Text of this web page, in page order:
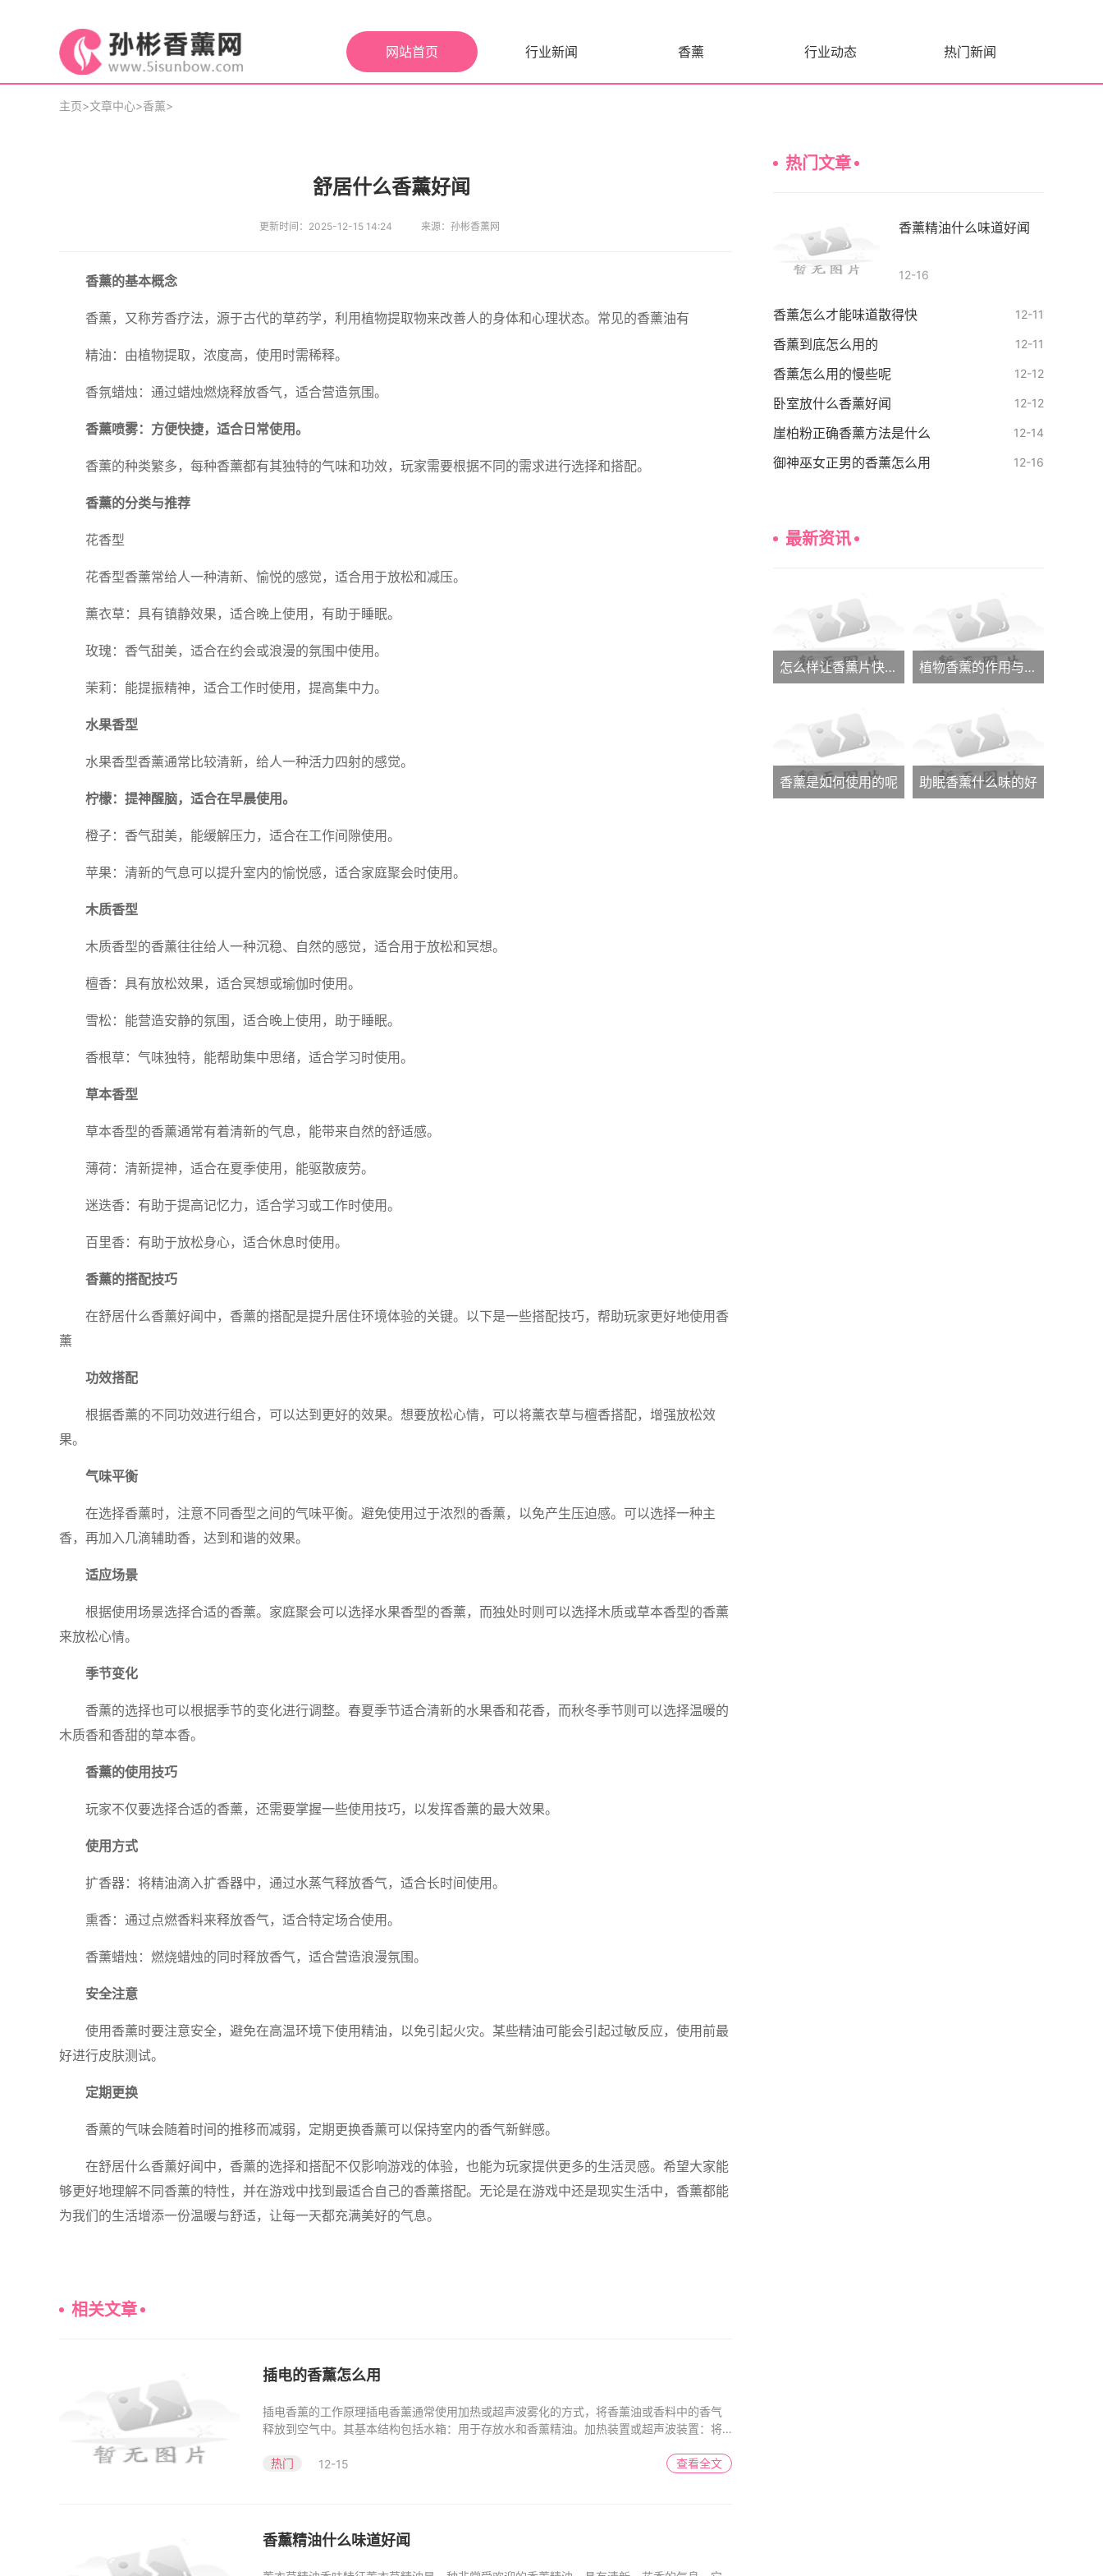
网站首页 行业新闻 香薰 行业动态 热门新闻
主页>文章中心>香薰>
舒居什么香薰好闻
更新时间：2025-12-15 14:24 来源：孙彬香薰网
香薰的基本概念
香薰，又称芳香疗法，源于古代的草药学，利用植物提取物来改善人的身体和心理状态。常见的香薰油有
精油：由植物提取，浓度高，使用时需稀释。
香氛蜡烛：通过蜡烛燃烧释放香气，适合营造氛围。
香薰喷雾：方便快捷，适合日常使用。
香薰的种类繁多，每种香薰都有其独特的气味和功效，玩家需要根据不同的需求进行选择和搭配。
香薰的分类与推荐
花香型
花香型香薰常给人一种清新、愉悦的感觉，适合用于放松和减压。
薰衣草：具有镇静效果，适合晚上使用，有助于睡眠。
玫瑰：香气甜美，适合在约会或浪漫的氛围中使用。
茉莉：能提振精神，适合工作时使用，提高集中力。
水果香型
水果香型香薰通常比较清新，给人一种活力四射的感觉。
柠檬：提神醒脑，适合在早晨使用。
橙子：香气甜美，能缓解压力，适合在工作间隙使用。
苹果：清新的气息可以提升室内的愉悦感，适合家庭聚会时使用。
木质香型
木质香型的香薰往往给人一种沉稳、自然的感觉，适合用于放松和冥想。
檀香：具有放松效果，适合冥想或瑜伽时使用。
雪松：能营造安静的氛围，适合晚上使用，助于睡眠。
香根草：气味独特，能帮助集中思绪，适合学习时使用。
草本香型
草本香型的香薰通常有着清新的气息，能带来自然的舒适感。
薄荷：清新提神，适合在夏季使用，能驱散疲劳。
迷迭香：有助于提高记忆力，适合学习或工作时使用。
百里香：有助于放松身心，适合休息时使用。
香薰的搭配技巧
在舒居什么香薰好闻中，香薰的搭配是提升居住环境体验的关键。以下是一些搭配技巧，帮助玩家更好地使用香
薰
功效搭配
根据香薰的不同功效进行组合，可以达到更好的效果。想要放松心情，可以将薰衣草与檀香搭配，增强放松效
果。
气味平衡
在选择香薰时，注意不同香型之间的气味平衡。避免使用过于浓烈的香薰，以免产生压迫感。可以选择一种主
香，再加入几滴辅助香，达到和谐的效果。
适应场景
根据使用场景选择合适的香薰。家庭聚会可以选择水果香型的香薰，而独处时则可以选择木质或草本香型的香薰
来放松心情。
季节变化
香薰的选择也可以根据季节的变化进行调整。春夏季节适合清新的水果香和花香，而秋冬季节则可以选择温暖的
木质香和香甜的草本香。
香薰的使用技巧
玩家不仅要选择合适的香薰，还需要掌握一些使用技巧，以发挥香薰的最大效果。
使用方式
扩香器：将精油滴入扩香器中，通过水蒸气释放香气，适合长时间使用。
熏香：通过点燃香料来释放香气，适合特定场合使用。
香薰蜡烛：燃烧蜡烛的同时释放香气，适合营造浪漫氛围。
安全注意
使用香薰时要注意安全，避免在高温环境下使用精油，以免引起火灾。某些精油可能会引起过敏反应，使用前最
好进行皮肤测试。
定期更换
香薰的气味会随着时间的推移而减弱，定期更换香薰可以保持室内的香气新鲜感。
在舒居什么香薰好闻中，香薰的选择和搭配不仅影响游戏的体验，也能为玩家提供更多的生活灵感。希望大家能
够更好地理解不同香薰的特性，并在游戏中找到最适合自己的香薰搭配。无论是在游戏中还是现实生活中，香薰都能
为我们的生活增添一份温暖与舒适，让每一天都充满美好的气息。
相关文章
插电的香薰怎么用
插电香薰的工作原理插电香薰通常使用加热或超声波雾化的方式，将香薰油或香料中的香气
释放到空气中。其基本结构包括水箱：用于存放水和香薰精油。加热装置或超声波装置：将
热门
12-15 查看全文
香薰精油什么味道好闻
热门文章
香薰精油什么味道好闻
12-16
香薰怎么才能味道散得快 12-11
香薰到底怎么用的 12-11
香薰怎么用的慢些呢 12-12
卧室放什么香薰好闻 12-12
崖柏粉正确香薰方法是什么 12-14
御神巫女正男的香薰怎么用 12-16
最新资讯
怎么样让香薰片快速发香呢 植物香薰的作用与功效大全
香薰是如何使用的呢 助眠香薰什么味的好